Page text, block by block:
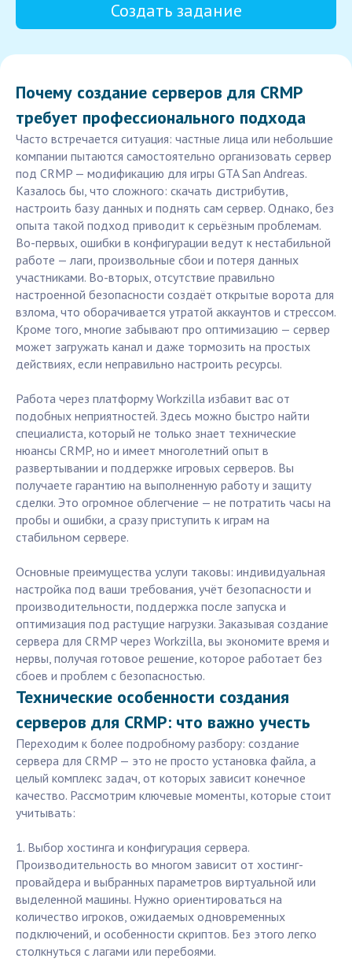
Создать задание
Почему создание серверов для CRMP
требует профессионального подхода
Часто встречается ситуация: частные лица или небольшие
компании пытаются самостоятельно организовать сервер
под CRMP — модификацию для игры GTA San Andreas.
Казалось бы, что сложного: скачать дистрибутив,
настроить базу данных и поднять сам сервер. Однако, без
опыта такой подход приводит к серьёзным проблемам.
Во-первых, ошибки в конфигурации ведут к нестабильной
работе — лаги, произвольные сбои и потеря данных
участниками. Во-вторых, отсутствие правильно
настроенной безопасности создаёт открытые ворота для
взлома, что оборачивается утратой аккаунтов и стрессом.
Кроме того, многие забывают про оптимизацию — сервер
может загружать канал и даже тормозить на простых
действиях, если неправильно настроить ресурсы.
Работа через платформу Workzilla избавит вас от
подобных неприятностей. Здесь можно быстро найти
специалиста, который не только знает технические
нюансы CRMP, но и имеет многолетний опыт в
развертывании и поддержке игровых серверов. Вы
получаете гарантию на выполненную работу и защиту
сделки. Это огромное облегчение — не потратить часы на
пробы и ошибки, а сразу приступить к играм на
стабильном сервере.
Основные преимущества услуги таковы: индивидуальная
настройка под ваши требования, учёт безопасности и
производительности, поддержка после запуска и
оптимизация под растущие нагрузки. Заказывая создание
сервера для CRMP через Workzilla, вы экономите время и
нервы, получая готовое решение, которое работает без
сбоев и проблем с безопасностью.
Технические особенности создания
серверов для CRMP: что важно учесть
Переходим к более подробному разбору: создание
сервера для CRMP — это не просто установка файла, а
целый комплекс задач, от которых зависит конечное
качество. Рассмотрим ключевые моменты, которые стоит
учитывать:
1. Выбор хостинга и конфигурация сервера.
Производительность во многом зависит от хостинг-
провайдера и выбранных параметров виртуальной или
выделенной машины. Нужно ориентироваться на
количество игроков, ожидаемых одновременных
подключений, и особенности скриптов. Без этого легко
столкнуться с лагами или перебоями.